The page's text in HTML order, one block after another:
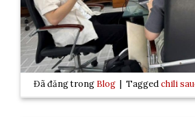
Đã đăng trong Blog | Taggedchili